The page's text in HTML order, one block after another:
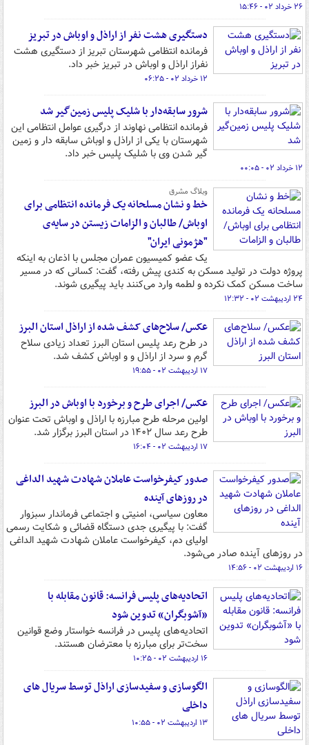
۲۶ خرداد ۰۲ - ۱۵:۴۶
دستگیری هشت نفر از اراذل و اوباش در تبریز
فرمانده انتظامی شهرستان تبریز از دستگیری هشت
نفراز اراذل و اوباش در تبریز خبر داد.
۱۲ خرداد ۰۲ - ۰۶:۲۵
شرور سابقه‌دار با شلیک پلیس زمین‌گیر شد
فرمانده انتظامی نهاوند از درگیری عوامل انتظامی این
شهرستان با یکی از اراذل و اوباش سابقه دار و زمین
گیر شدن وی با شلیک پلیس خبر داد.
۱۲ خرداد ۰۲ - ۰۰:۰۵
وبلاگ مشرق
خط و نشان مسلحانه یک فرمانده انتظامی برای
اوباش/ طالبان و الزامات زیستن در سایه‌ی
"هژمونی ایران"
یک عضو کمیسیون عمران مجلس با اذعان به اینکه
پروژه دولت در تولید مسکن به کندی پیش رفته، گفت: کسانی که در مسیر
ساخت مسکن کمک نکرده و لطمه وارد می‌کنند باید پیگیری شوند.
۲۴ اردیبهشت ۰۲ - ۱۲:۳۲
عکس/ سلاح‌های کشف شده از اراذل استان البرز
در طرح رعد پلیس استان البرز تعداد زیادی سلاح
گرم و سرد از اراذل و و اوباش کشف شد.
۱۷ اردیبهشت ۰۲ - ۱۹:۵۵
عکس/ اجرای طرح و برخورد با اوباش در البرز
اولین مرحله طرح مبارزه با اراذل و اوباش تحت عنوان
طرح رعد سال ۱۴۰۲ در استان البرز برگزار شد.
۱۷ اردیبهشت ۰۲ - ۱۶:۰۴
صدور کیفرخواست عاملان شهادت شهید الداغی
در روزهای آینده
معاون سیاسی، امنیتی و اجتماعی فرماندار سبزوار
گفت: با پیگیری جدی دستگاه قضائی و شکایت رسمی
اولیای دم، کیفرخواست عاملان شهادت شهید الداغی
در روزهای آینده صادر می‌شود.
۱۶ اردیبهشت ۰۲ - ۱۴:۵۶
اتحادیه‌های پلیس فرانسه: قانون مقابله با
«آشوبگران» تدوین شود
اتحادیه‌های پلیس در فرانسه خواستار وضع قوانین
سخت‌تر برای مبارزه با معترضان هستند.
۱۶ اردیبهشت ۰۲ - ۱۰:۲۵
الگوسازی و سفیدسازی اراذل توسط سریال های
داخلی
۱۳ اردیبهشت ۰۲ - ۱۰:۵۵